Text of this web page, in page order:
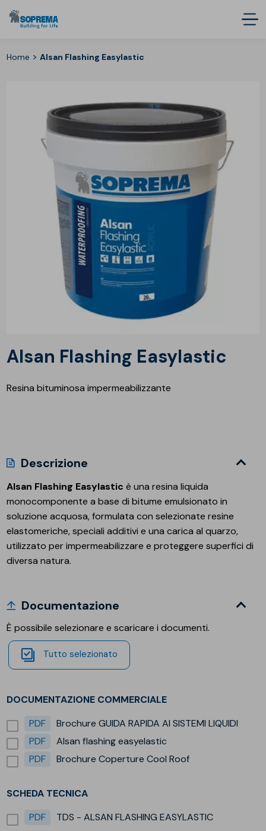
Home >Alsan Flashing Easylastic
Alsan Flashing Easylastic
Resina bituminosa impermeabilizzante
Descrizione
Alsan Flashing Easylasticè una resina liquida
monocomponente a base di bitume emulsionato in
soluzione acquosa, formulata con selezionate resine
elastomeriche, speciali additivi e una carica al quarzo,
utilizzato per impermeabilizzare e proteggere superfici di
diversa natura.
Documentazione
È possibile selezionare e scaricare i documenti.
Tutto selezionato
DOCUMENTAZIONE COMMERCIALE
PDF
Brochure GUIDA RAPIDA AI SISTEMI LIQUIDI
PDF
Alsan flashing easyelastic
PDF
Brochure Coperture Cool Roof
SCHEDA TECNICA
PDF
TDS - ALSAN FLASHING EASYLASTIC